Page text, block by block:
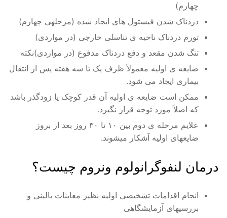
چهارم)
دردناک شدن فیستول های ایجاد شده (مرحلهی چهارم)
تورم دردناک ناحیه ی تناسلی خارجی (در مواردی)
تنگ شدن مقعد و دفع دردناک مدفوع (در مواردی)نکته
ضایعه ی اولیه معمولاً ظرف یک تا سه هفته پس از انتقال
بیماری ایجاد می شود.
ممکن است ضایعه ی اولیه آن قدر کوچک یا زودگذر باشد
که اصلاً مورد توجه قرار نگیرد.
علایم مرحله ی دوم بین ۱۰ تا ۳۰ روز بعد از بروز
ضایعهای اولیه آشکار میشوند.
درمان لنفوگرانولوم‌ ونروم‌ چیست؟
انجام اقدامات تشخیصی اولیه نظیر معاینات بالینی و
بررسیهای آزمایشگاهی